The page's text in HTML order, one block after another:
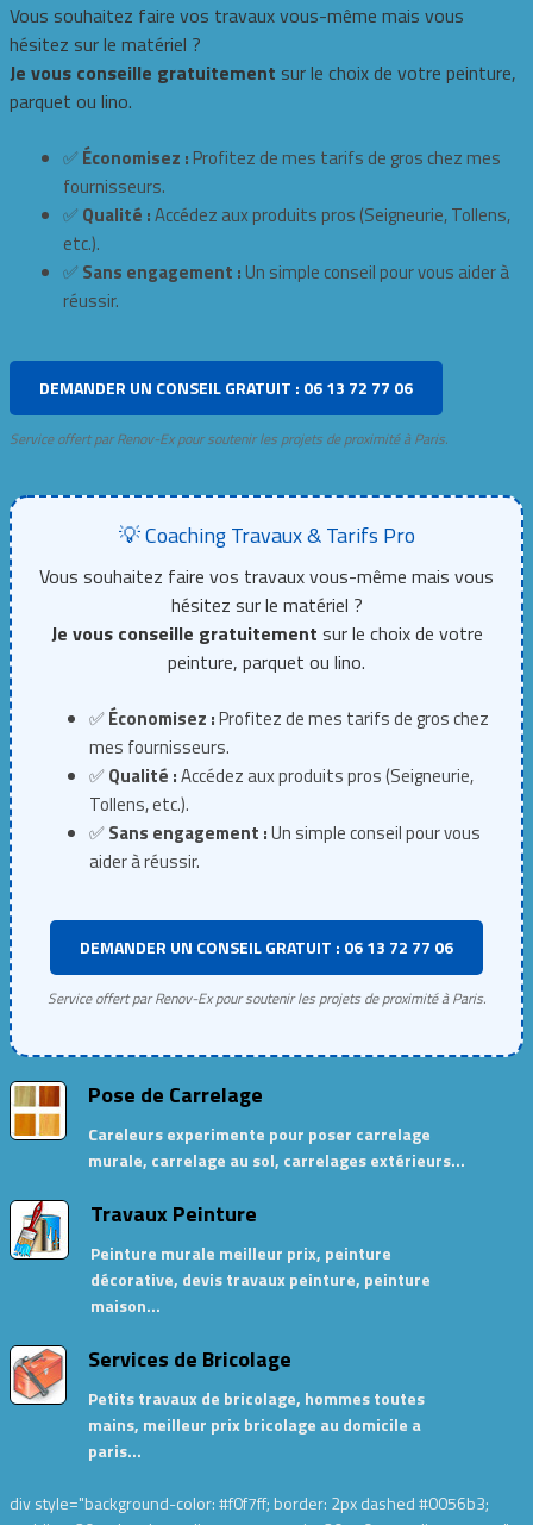
Vous souhaitez faire vos travaux vous-même mais vous
hésitez sur le matériel ?
Je vous conseille gratuitement sur le choix de votre peinture,
parquet ou lino.
✅ Économisez : Profitez de mes tarifs de gros chez mes
fournisseurs.
✅ Qualité :Accédez aux produits pros (Seigneurie, Tollens,
etc.).
✅ Sans engagement : Un simple conseil pour vous aider à
réussir.
DEMANDER UN CONSEIL GRATUIT : 06 13 72 77 06
Service offert par Renov-Ex pour soutenir les projets de proximité à Paris.
💡 Coaching Travaux & Tarifs Pro
Vous souhaitez faire vos travaux vous-même mais vous
hésitez sur le matériel ?
Je vous conseille gratuitement sur le choix de votre
peinture, parquet ou lino.
✅Économisez :Profitez de mes tarifs de gros chez
mes fournisseurs.
✅Qualité :Accédez aux produits pros (Seigneurie,
Tollens, etc.).
✅Sans engagement :Un simple conseil pour vous
aider à réussir.
DEMANDER UN CONSEIL GRATUIT : 06 13 72 77 06
Service offert par Renov-Ex pour soutenir les projets de proximité à Paris.
Pose de Carrelage
Careleurs experimente pour poser carrelage
murale, carrelage au sol, carrelages extérieurs…
Travaux Peinture
Peinture murale meilleur prix, peinture
décorative, devis travaux peinture, peinture
maison…
Services de Bricolage
Petits travaux de bricolage, hommes toutes
mains, meilleur prix bricolage au domicile a
paris…
div style="background-color: #f0f7ff; border: 2px dashed #0056b3;